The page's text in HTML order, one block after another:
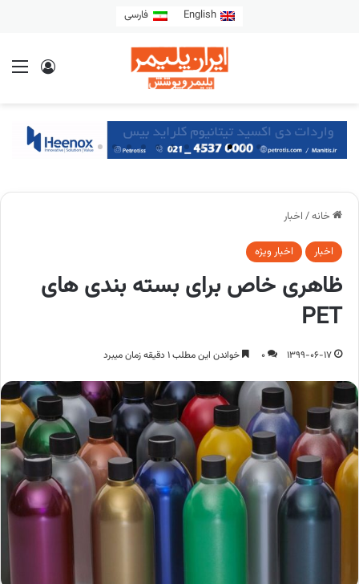
English فارسی
خانه/ اخبار
اخبار اخبار ویژه
ظاهری خاص برای بسته بندی های
PET
1399-06-17
0 خواندن این مطلب 1 دقیقه زمان میبرد